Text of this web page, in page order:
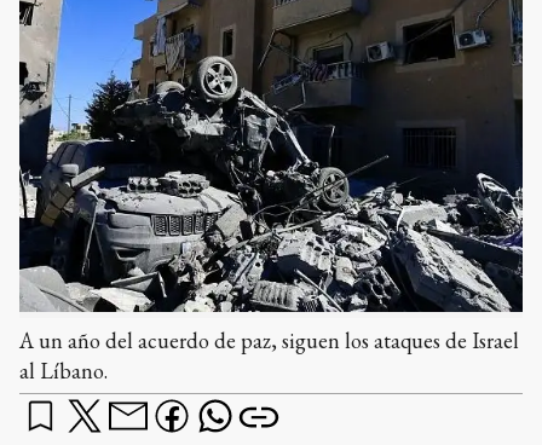
A un año del acuerdo de paz, siguen los ataques de Israel
al Líbano.